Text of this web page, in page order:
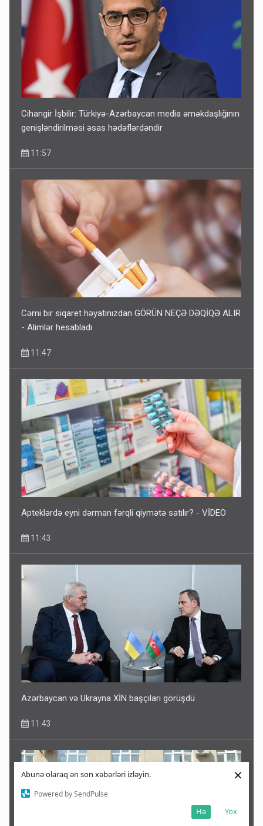
Abunə olaraq ən son xəbərləri izləyin.
Powered by SendPulse
Yox
Hə
×
Cihangir İşbilir: Türkiyə-Azərbaycan media əməkdaşlığının
genişləndirilməsi əsas hədəflərdəndir
11:57
Cəmi bir siqaret həyatınızdan GÖRÜN NEÇƏ DƏQİQƏ ALIR
- Alimlər hesabladı
11:47
Apteklərdə eyni dərman fərqli qiymətə satılır? - VİDEO
11:43
Azərbaycan və Ukrayna XİN başçıları görüşdü
11:43